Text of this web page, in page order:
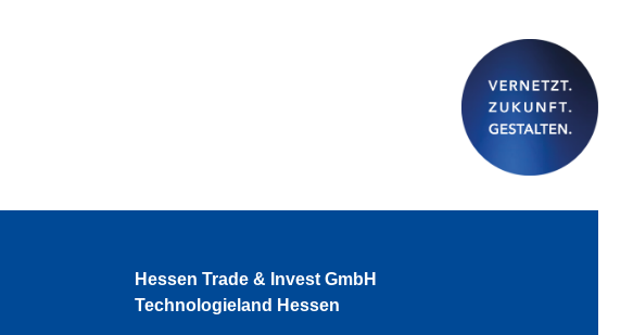
Hessen Trade & Invest GmbH
Technologieland Hessen